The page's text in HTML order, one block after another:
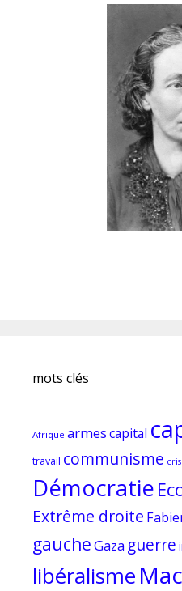
mots clés
Afrique armescapital
travail communisme
Démocratie
Extrême droite
gaucheGaza guerre
libéralisme